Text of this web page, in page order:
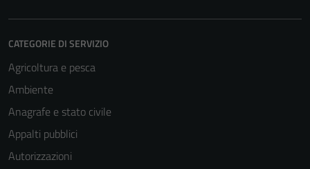
CATEGORIE DI SERVIZIO
Agricoltura e pesca
Ambiente
Anagrafe e stato civile
Appalti pubblici
Autorizzazioni